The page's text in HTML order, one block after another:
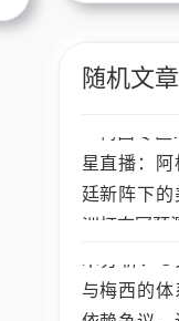
随机文章